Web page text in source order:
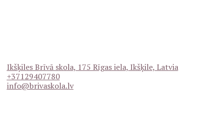
Ikšķiles Brīvā skola, 175 Rīgas iela, Ikšķile, Latvia
+37129407780
info@brivaskola.lv